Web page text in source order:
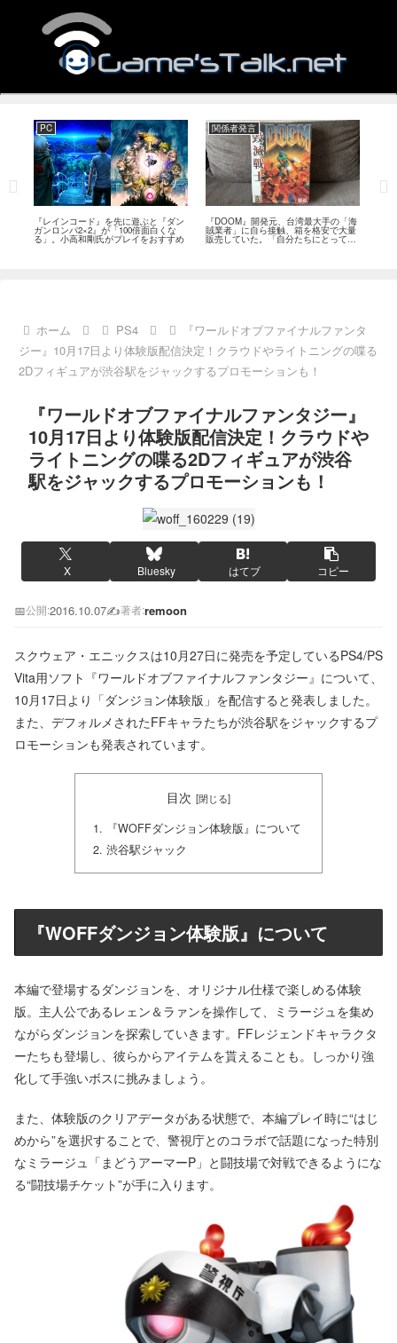
PC
『レインコード』を先に遊ぶと『ダン
ガンロンパ2×2』が「100倍面白くな
る」。小高和剛氏がプレイをおすすめ
関係者発言
『DOOM』開発元、台湾最大手の「海
賊業者」に自ら接触、箱を格安で大量
販売していた。「自分たちにとっては
流通だった」
ホーム PS4
『ワールドオブファイナルファンタ
ジー』10月17日より体験版配信決定！クラウドやライトニングの喋る
2Dフィギュアが渋谷駅をジャックするプロモーションも！
『ワールドオブファイナルファンタジー』
10月17日より体験版配信決定！クラウドや
ライトニングの喋る2Dフィギュアが渋谷
駅をジャックするプロモーションも！
X Bluesky はてブ コピー
📅公開:2016.10.07✍️著者:remoon
スクウェア・エニックスは10月27日に発売を予定しているPS4/PS
Vita用ソフト『ワールドオブファイナルファンタジー』について、
10月17日より「ダンジョン体験版」を配信すると発表しました。
また、デフォルメされたFFキャラたちが渋谷駅をジャックするプ
ロモーションも発表されています。
目次
『WOFFダンジョン体験版』について
渋谷駅ジャック
『WOFFダンジョン体験版』について
本編で登場するダンジョンを、オリジナル仕様で楽しめる体験
版。主人公であるレェン＆ラァンを操作して、ミラージュを集め
ながらダンジョンを探索していきます。FFレジェンドキャラクタ
ーたちも登場し、彼らからアイテムを貰えることも。しっかり強
化して手強いボスに挑みましょう。
また、体験版のクリアデータがある状態で、本編プレイ時に“はじ
めから”を選択することで、警視庁とのコラボで話題になった特別
なミラージュ「まどうアーマーP」と闘技場で対戦できるようにな
る“闘技場チケット”が手に入ります。